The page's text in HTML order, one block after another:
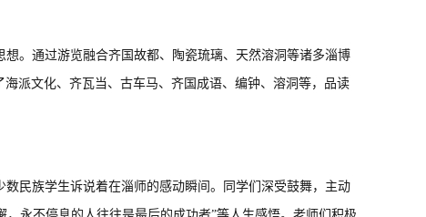
。通过游览融合齐国故都、陶瓷琉璃、天然溶洞等诸多淄博
派文化、齐瓦当、古车马、齐国成语、编钟、溶洞等，品读
民族学生诉说着在淄师的感动瞬间。同学们深受鼓舞，主动